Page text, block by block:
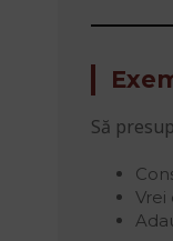
Să
Vrei